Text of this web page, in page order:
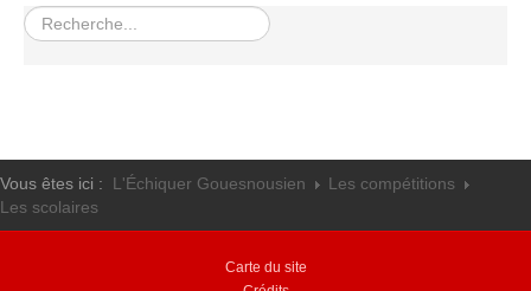
Rechercher
Vous êtes ici : L'Échiquer Gouesnousien
Les compétitions
Les scolaires
Carte du site